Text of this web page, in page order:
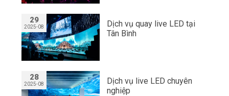
29
2025-08
Dịch vụ quay live LED tại
Tân Bình
28
2025-08
Dịch vụ live LED chuyên
nghiệp